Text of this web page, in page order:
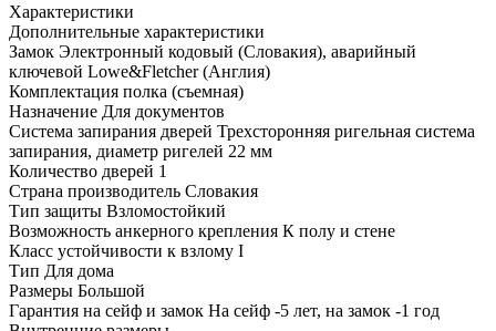
Характеристики
Дополнительные характеристики
Замок Электронный кодовый (Словакия), аварийный
ключевой Lowe&Fletcher (Англия)
Комплектация полка (съемная)
Назначение Для документов
Система запирания дверей Трехсторонняя ригельная система
запирания, диаметр ригелей 22 мм
Количество дверей 1
Страна производитель Словакия
Тип защиты Взломостойкий
Возможность анкерного крепления К полу и стене
Класс устойчивости к взлому I
Тип Для дома
Размеры Большой
Гарантия на сейф и замок На сейф -5 лет, на замок -1 год